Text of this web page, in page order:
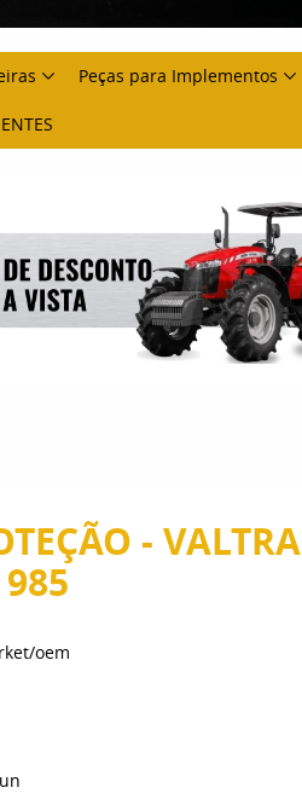
Peças para Implementos
- VALTRA
oem
un